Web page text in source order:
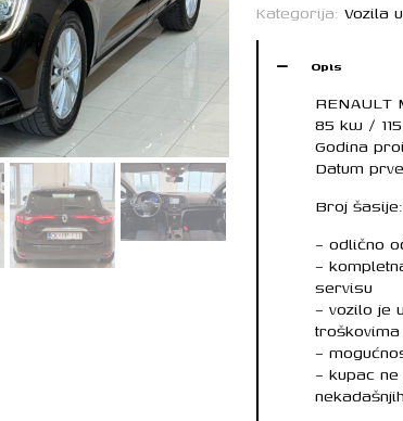
Kategorija: Vozila
Opis
RENAULT
85 kw /
Godina
Datum
Broj
– odlično
–
servisu
– vozilo je
–
– kupac